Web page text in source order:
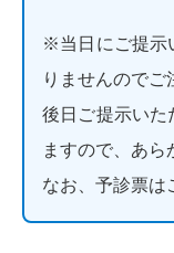
※当日にご提示
りませんのでご
後日ご提示いた
ますので、あら
なお、予診票は